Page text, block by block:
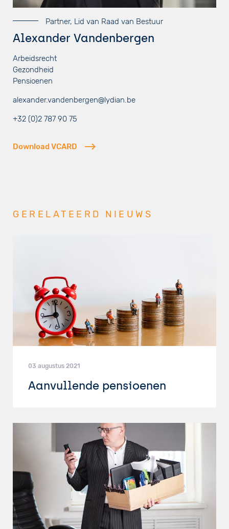
Partner, Lid van Raad van Bestuur
Alexander Vandenbergen
Arbeidsrecht
Gezondheid
Pensioenen
alexander.vandenbergen@lydian.be
+32 (0)2 787 90 75
Download VCARD
GERELATEERD NIEUWS
03 augustus 2021
Aanvullende pensioenen